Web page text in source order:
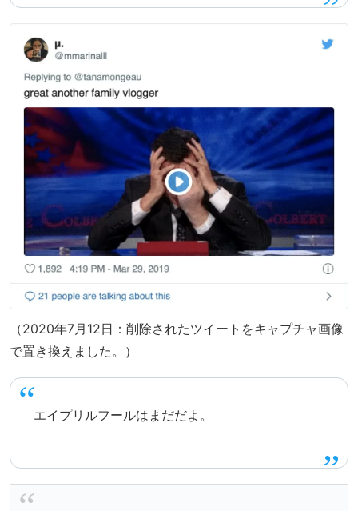
（2020年7月12日：削除されたツイートをキャプチャ画像
で置き換えました。）
エイプリルフールはまだだよ。